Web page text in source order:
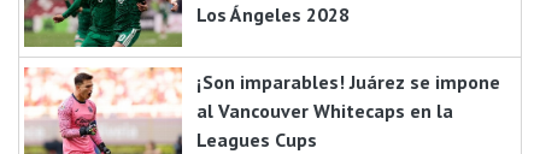
Los Ángeles 2028
¡Son imparables! Juárez se impone
al Vancouver Whitecaps en la
Leagues Cups